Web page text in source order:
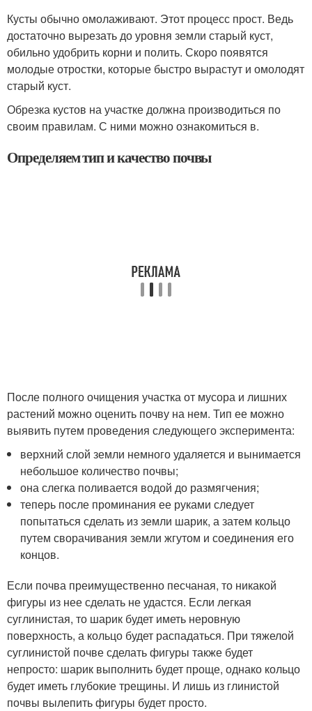
Кусты обычно омолаживают. Этот процесс прост. Ведь
достаточно вырезать до уровня земли старый куст,
обильно удобрить корни и полить. Скоро появятся
молодые отростки, которые быстро вырастут и омолодят
старый куст.
Обрезка кустов на участке должна производиться по
своим правилам. С ними можно ознакомиться в.
Определяем тип и качество почвы
После полного очищения участка от мусора и лишних
растений можно оценить почву на нем. Тип ее можно
выявить путем проведения следующего эксперимента:
верхний слой земли немного удаляется и вынимается
небольшое количество почвы;
она слегка поливается водой до размягчения;
теперь после проминания ее руками следует
попытаться сделать из земли шарик, а затем кольцо
путем сворачивания земли жгутом и соединения его
концов.
Если почва преимущественно песчаная, то никакой
фигуры из нее сделать не удастся. Если легкая
суглинистая, то шарик будет иметь неровную
поверхность, а кольцо будет распадаться. При тяжелой
суглинистой почве сделать фигуры также будет
непросто: шарик выполнить будет проще, однако кольцо
будет иметь глубокие трещины. И лишь из глинистой
почвы вылепить фигуры будет просто.